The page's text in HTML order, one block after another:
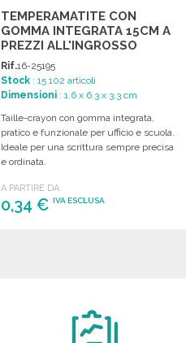
TEMPERAMATITE CON
GOMMA INTEGRATA 15CM A
PREZZI ALL'INGROSSO
Rif.16-25195
Stock : 15 102 articoli
Dimensioni : 1.6 x 6.3 x 3.3 cm
Taille-crayon con gomma integrata,
pratico e funzionale per ufficio e scuola.
Ideale per una scrittura sempre precisa
e ordinata.
A PARTIRE DA
0,34 €IVA ESCLUSA